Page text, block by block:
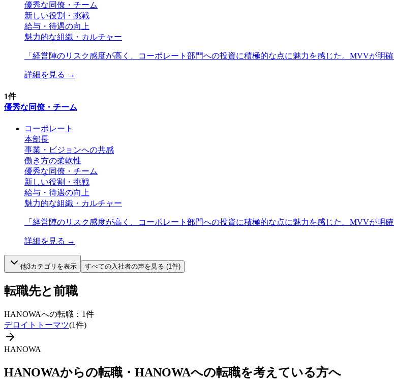
優秀な同僚・チーム
新しい役割・挑戦
給与・待遇の向上
魅力的な組織・カルチャー
「 経営陣のリスク感度が高く、コーポレート部門への投資に積極的な点に魅力を感じた。MVVが明
詳細を見る →
1件
優秀な同僚・チーム
コーポレート
本部長
事業・ビジョンへの共感
働き方の柔軟性
優秀な同僚・チーム
新しい役割・挑戦
給与・待遇の向上
魅力的な組織・カルチャー
「 経営陣のリスク感度が高く、コーポレート部門への投資に積極的な点に魅力を感じた。MVVが明
詳細を見る →
他3カテゴリを表示 すべての 入社者の声を見る (1 件)
転職先と前職
HANOWAへの転職： 1件
デロイトトーマツ(1件)
HANOWA
HANOWAからの転職・ HANOWAへの転職を考えている方へ